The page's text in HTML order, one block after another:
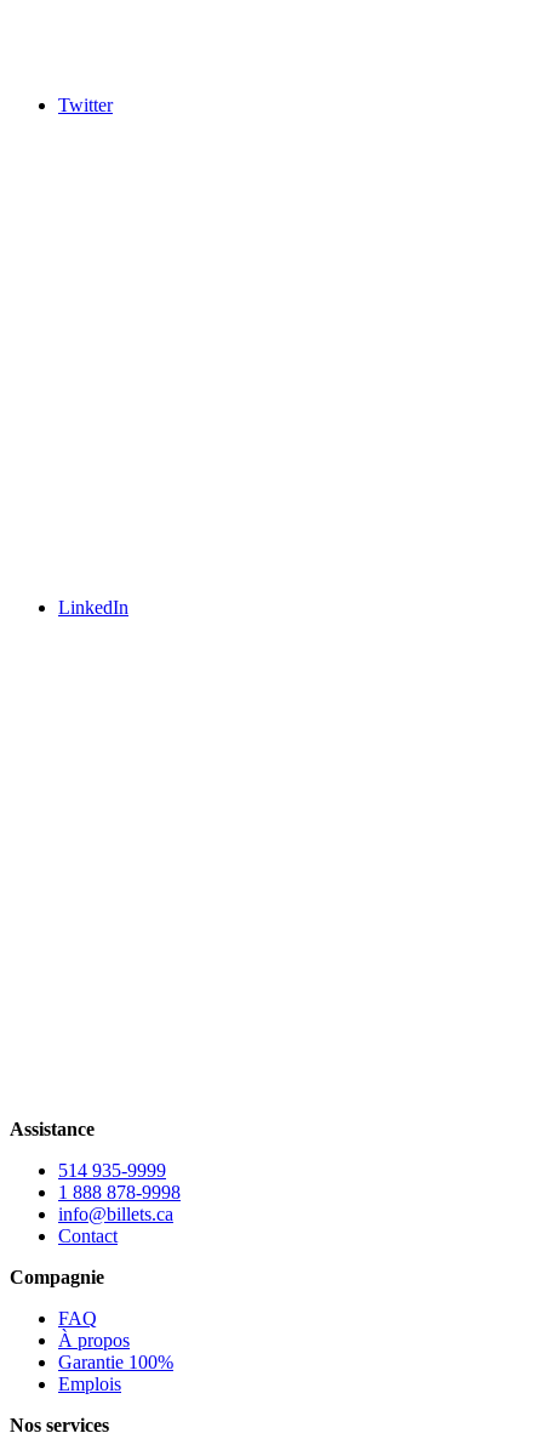
Twitter
LinkedIn
Assistance
514 935-9999
1 888 878-9998
info@billets.ca
Contact
Compagnie
FAQ
À propos
Garantie 100%
Emplois
Nos services